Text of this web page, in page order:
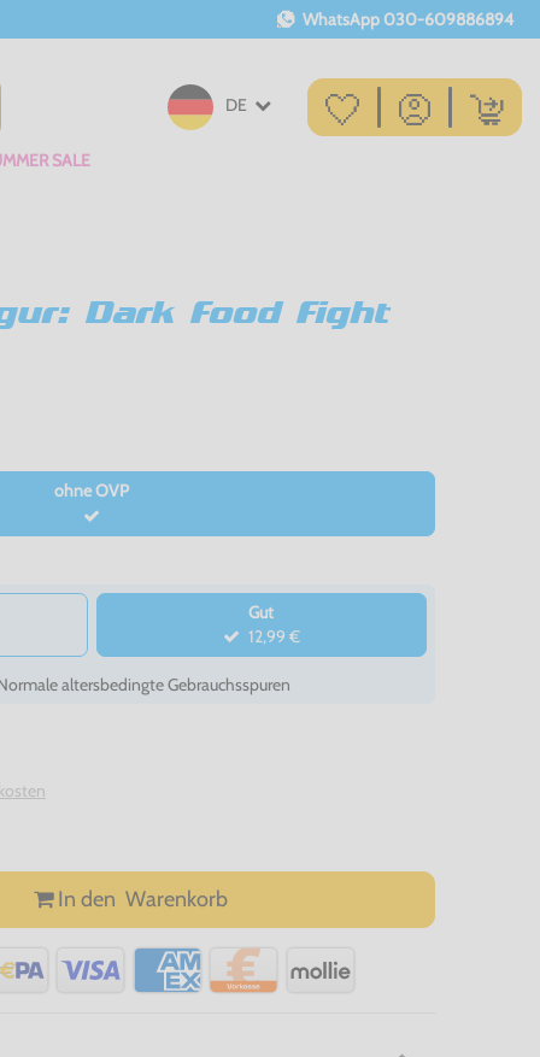
WhatsApp 030-609886894
DE
SALE
Dark Food Fight
ohne OVP
Gut
12,99 €
altersbedingte Gebrauchsspuren
In den Warenkorb